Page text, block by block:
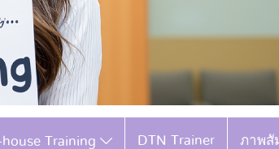
house Training DTN Trainer ภาพสั